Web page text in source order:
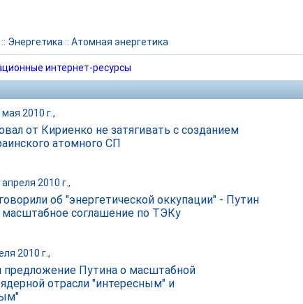
:: Энергетика :: Атомная энергетика
интернет-ресурсы
мая 2010 г.,
от Кириенко не затягивать с созданием
атомного СП
апреля 2010 г.,
об "энергетической оккупации" - Путин
соглашение по ТЭКу
2010 г.,
предложение Путина о масштабной
отрасли "интересным" и